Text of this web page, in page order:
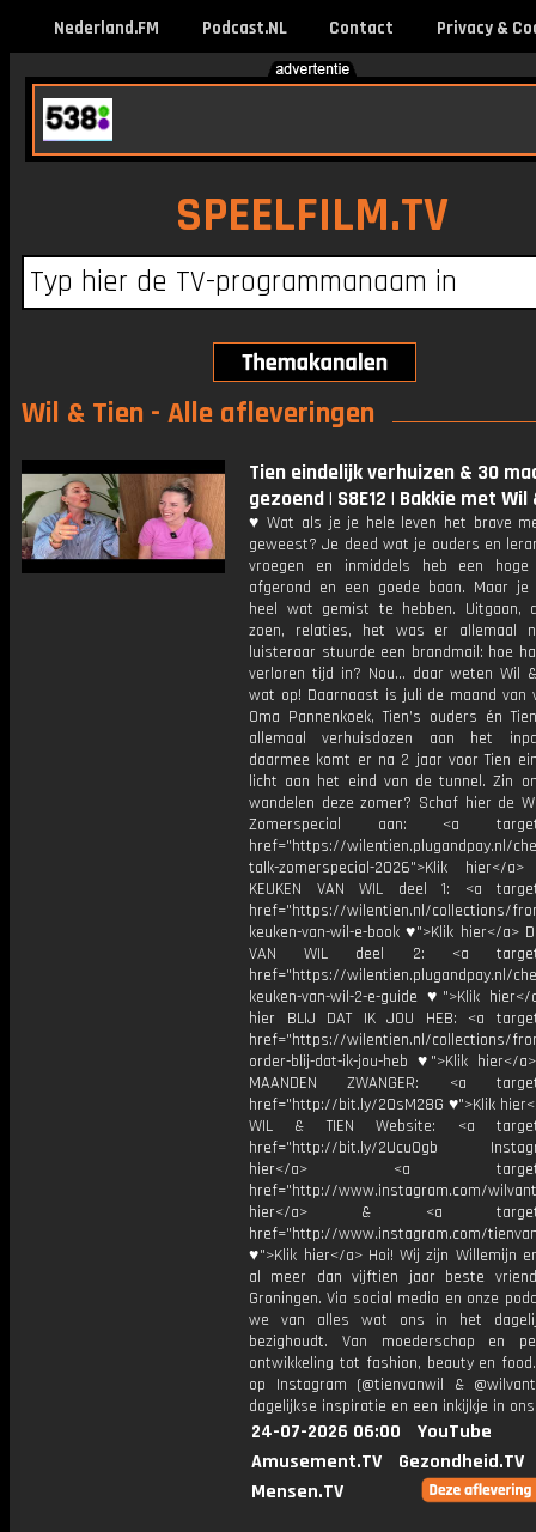
Nederland.FM Podcast.NL Contact Privacy &
SPEELFILM.TV
Wil & Tien - Alle afleveringen
Tien eindelijk verhuizen & 30
gezoend | S8E12 | Bakkie met Wil
♥ Wat als je je hele leven het brave
geweest? Je deed wat je ouders en
vroegen en inmiddels heb een hoge
afgerond en een goede baan. Maar
heel wat gemist te hebben. Uitgaan,
zoen, relaties, het was er allemaal
luisteraar stuurde een brandmail: hoe
verloren tijd in? Nou… daar weten Wil
wat op! Daarnaast is juli de maand van
Oma Pannenkoek, Tien’s ouders én
allemaal verhuisdozen aan het
daarmee komt er na 2 jaar voor Tien
licht aan het eind van de tunnel. Zin
wandelen deze zomer? Schaf hier de
Zomerspecial aan: <a
href="https://wilentien.plugandpay.nl/
talk-zomerspecial-2026">Klik
KEUKEN VAN WIL deel 1: <a
href="https://wilentien.nl/collections/
keuken-van-wil-e-book ♥">Klik hier</a>
VAN WIL deel 2: <a
href="https://wilentien.plugandpay.nl/
keuken-van-wil-2-e-guide ♥">Klik
hier BLIJ DAT IK JOU HEB: <a
href="https://wilentien.nl/collections/
order-blij-dat-ik-jou-heb ♥">Klik hier</
MAANDEN ZWANGER: <a
href="http://bit.ly/2OsM28G ♥">Klik
WIL & TIEN Website: <a
href="http://bit.ly/2Ucu0gb
hier</a> <a
href="http://www.instagram.com/
hier</a> & <a
href="http://www.instagram.com/
♥">Klik hier</a> Hoi! Wij zijn Willemijn
al meer dan vijftien jaar beste
Groningen. Via social media en onze
we van alles wat ons in het
bezighoudt. Van moederschap en
ontwikkeling tot fashion, beauty en
op Instagram (@tienvanwil &
dagelijkse inspiratie en een inkijkje in
24-07-2026 06:00
YouTube
Amusement.TV
Gezondheid.TV
Mensen.TV